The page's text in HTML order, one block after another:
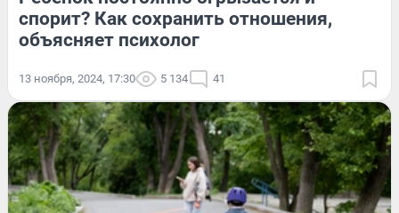
спорит? Как сохранить отношения,
объясняет психолог
13 ноября, 2024, 17:30 5 134 41